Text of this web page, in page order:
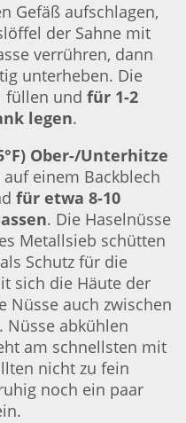
Gefäß aufschlagen,
der Sahne mit
verrühren, dann
unterheben. Die
füllen und für 1-2
legen.
Ober-/Unterhitze
einem Backblech
für etwa 8-10
. Die Haselnüsse
Metallsieb schütten
Schutz für die
sich die Häute der
Nüsse auch zwischen
Nüsse abkühlen
am schnellsten mit
nicht zu fein
noch ein paar